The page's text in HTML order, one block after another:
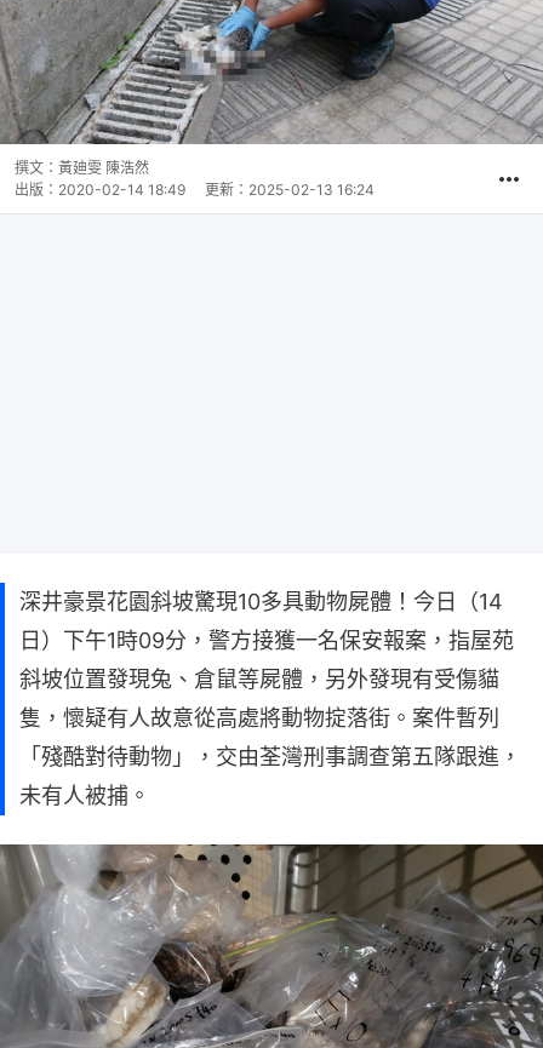
撰文： 黃廸雯 陳浩然
出版： 2020-02-14 18:49 更新： 2025-02-13 16:24
深井豪景花園斜坡驚現10多具動物屍體！今日（14
日）下午1時09分，警方接獲一名保安報案，指屋苑
斜坡位置發現兔、倉鼠等屍體，另外發現有受傷貓
隻，懷疑有人故意從高處將動物掟落街。案件暫列
「殘酷對待動物」，交由荃灣刑事調查第五隊跟進，
未有人被捕。